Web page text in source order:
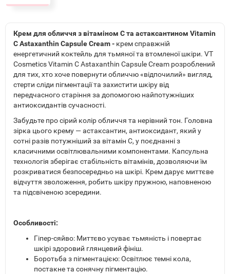
Крем для обличчя з вітаміном C та астаксантином Vitamin
C Astaxanthin Capsule Cream - крем справжній
енергетичний коктейль для тьмяної та втомленої шкіри. VT
Cosmetics Vitamin C Astaxanthin Capsule Cream розроблений
для тих, хто хоче повернути обличчю «відпочилий» вигляд,
стерти сліди пігментації та захистити шкіру від
передчасного старіння за допомогою найпотужніших
антиоксидантів сучасності.
Забудьте про сірий колір обличчя та нерівний тон. Головна
зірка цього крему — астаксантин, антиоксидант, який у
сотні разів потужніший за вітамін С, у поєднанні з
класичними освітлювальними компонентами. Капсульна
технологія зберігає стабільність вітамінів, дозволяючи їм
розкриватися безпосередньо на шкірі. Крем дарує миттєве
відчуття зволоження, робить шкіру пружною, наповненою
та підсвіченою зсередини.
Особливості:
Гіпер-сяйво: Миттєво усуває тьмяність і повертає
шкірі здоровий глянцевий фініш.
Боротьба з пігментацією: Освітлює темні кола,
постакне та сонячну пігментацію.